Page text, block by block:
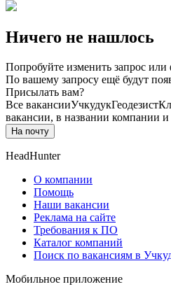
Ничего не нашлось
Попробуйте изменить запрос или
По вашему запросу ещё будут
Присылать вам?
Все вакансииУчкудукГеодезист
вакансии, в названии компании
На почту
HeadHunter
О компании
Помощь
Наши вакансии
Реклама на сайте
Требования к ПО
Каталог компаний
Поиск по вакансиям в
Мобильное приложение